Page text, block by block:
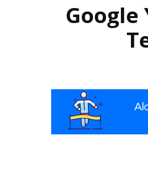
Google